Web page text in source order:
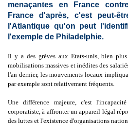
menaçantes en France
France d'après, c'est peut-
l'Atlantique qu'on peut
l'exemple de Philadelphie.
Il y a des grèves aux Etats-unis, bien
mobilisations massives et inédites des
l'an dernier, les mouvements locaux
par exemple sont relativement fréquents.
Une différence majeure, c'est
corporatiste, à affronter un appareil légal
des luttes et l'existence d'organisations